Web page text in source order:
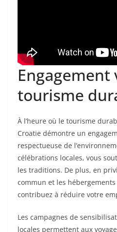
Engagement
tourisme
À l’heure où le tourisme
Croatie démontre un
respectueuse de
célébrations locales, vous
les traditions. De plus, en
commun et les
contribuez à réduire votre
Les campagnes de
locales permettent aux